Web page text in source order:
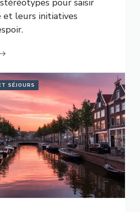
et leurs initiatives
SÉJOURS